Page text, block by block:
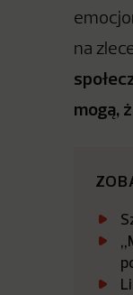
na
mogą,